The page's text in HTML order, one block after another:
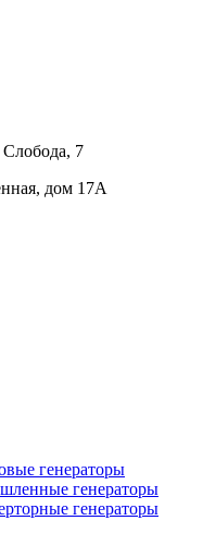
7
дом 17А
генераторы
генераторы
генераторы